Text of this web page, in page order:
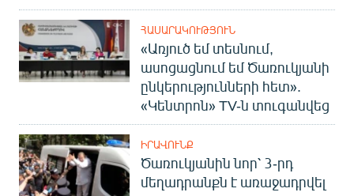
ՀԱՍԱՐԱԿՈՒԹՅՈՒՆ
«Առյուծ եմ տեսնում,
ասոցացնում եմ Ծառուկյանի
ընկերությունների հետ».
«Կենտրոն» TV-ն տուգանվեց
ԻՐԱՎՈՒՆՔ
Ծառուկյանին նոր՝ 3-րդ
մեղադրանքն է առաջադրվել